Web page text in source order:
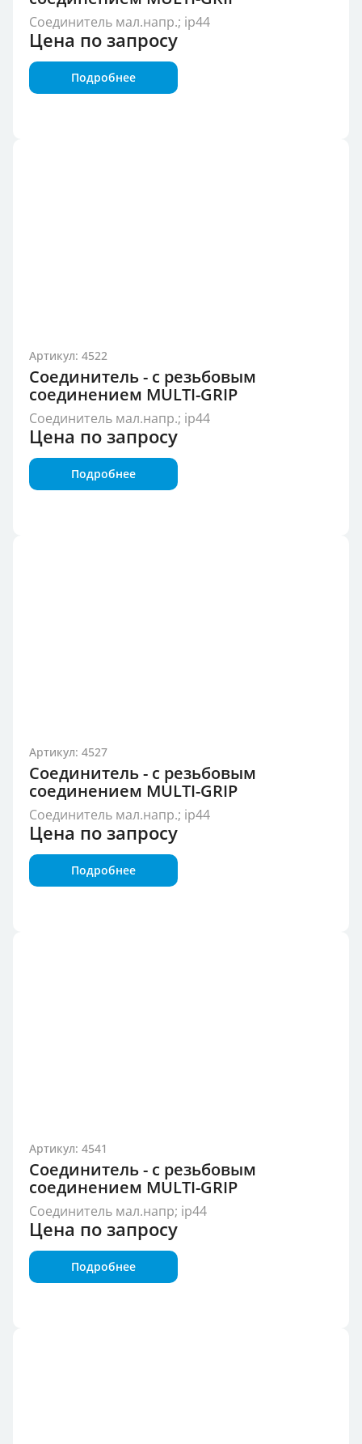
Соединитель мал.напр.; ip44
Цена по запросу
Подробнее
Артикул: 4522
Соединитель - с резьбовым
соединением MULTI-GRIP
Соединитель мал.напр.; ip44
Цена по запросу
Подробнее
Артикул: 4527
Соединитель - с резьбовым
соединением MULTI-GRIP
Соединитель мал.напр.; ip44
Цена по запросу
Подробнее
Артикул: 4541
Соединитель - с резьбовым
соединением MULTI-GRIP
Соединитель мал.напр; ip44
Цена по запросу
Подробнее